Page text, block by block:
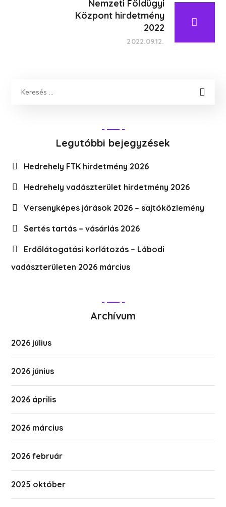
Nemzeti Földügyi
Központ hirdetmény
2022
2022.09.12.
Legutóbbi bejegyzések
Hedrehely FTK hirdetmény 2026
Hedrehely vadászterület hirdetmény 2026
Versenyképes járások 2026 – sajtóközlemény
Sertés tartás – vásárlás 2026
Erdőlátogatási korlátozás – Lábodi
vadászterületen 2026 március
Archívum
2026 július
2026 június
2026 április
2026 március
2026 február
2025 október